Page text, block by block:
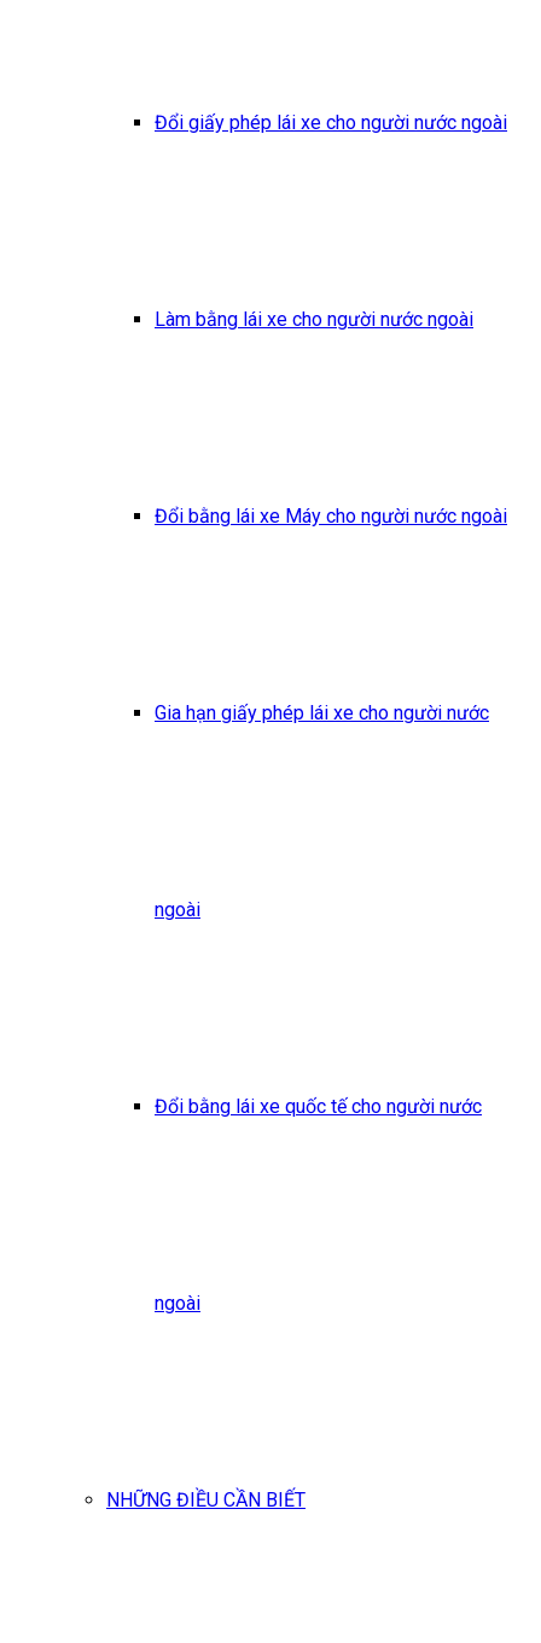
Đổi giấy phép lái xe cho người nước ngoài
Làm bằng lái xe cho người nước ngoài
Đổi bằng lái xe Máy cho người nước ngoài
Gia hạn giấy phép lái xe cho người nước
ngoài
Đổi bằng lái xe quốc tế cho người nước
ngoài
NHỮNG ĐIỀU CẦN BIẾT